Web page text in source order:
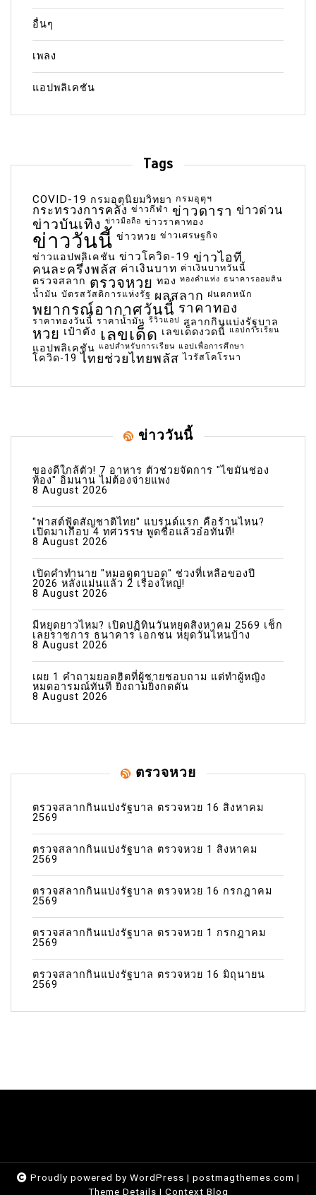
อื่นๆ
เพลง
แอปพลิเคชัน
Tags
COVID-19 กรมอุตุนิยมวิทยา กรมอุตุฯ
กระทรวงการคลัง ข่าวกีฬา ข่าวดารา ข่าวด่วน
ข่าวบันเทิง ข่าวมือถือ ข่าวราคาทอง
ข่าววันนี้ ข่าวหวย ข่าวเศรษฐกิจ
ข่าวแอปพลิเคชัน ข่าวโควิด-19 ข่าวไอที
คนละครึ่งพลัส ค่าเงินบาท ค่าเงินบาทวันนี้
ตรวจสลาก ตรวจหวย ทอง ทองคำแท่ง ธนาคารออมสิน
น้ำมัน บัตรสวัสดิการแห่งรัฐ ผลสลาก ฝนตกหนัก
พยากรณ์อากาศวันนี้ ราคาทอง
ราคาทองวันนี้ ราคาน้ำมัน รีวิวแอป สลากกินแบ่งรัฐบาล
หวย เป๋าตัง เลขเด็ด เลขเด็ดงวดนี้ แอปการเรียน
แอปพลิเคชัน แอปสำหรับการเรียน แอปเพื่อการศึกษา
โควิด-19 ไทยช่วยไทยพลัส ไวรัสโคโรนา
ข่าววันนี้
ของดีใกล้ตัว! 7 อาหาร ตัวช่วยจัดการ "ไขมันช่อง
ท้อง" อิ่มนาน ไม่ต้องจ่ายแพง
8 August 2026
"ฟาสต์ฟู้ดสัญชาติไทย" แบรนด์แรก คือร้านไหน?
เปิดมาเกือบ 4 ทศวรรษ พูดชื่อแล้วอ๋อทันที!
8 August 2026
เปิดคำทำนาย "หมอดูตาบอด" ช่วงที่เหลือของปี
2026 หลังแม่นแล้ว 2 เรื่องใหญ่!
8 August 2026
มีหยุดยาวไหม? เปิดปฏิทินวันหยุดสิงหาคม 2569 เช็ก
เลยราชการ ธนาคาร เอกชน หยุดวันไหนบ้าง
8 August 2026
เผย 1 คำถามยอดฮิตที่ผู้ชายชอบถาม แต่ทำผู้หญิง
หมดอารมณ์ทันที ยิ่งถามยิ่งกดดัน
8 August 2026
ตรวจหวย
ตรวจสลากกินแบ่งรัฐบาล ตรวจหวย 16 สิงหาคม
2569
ตรวจสลากกินแบ่งรัฐบาล ตรวจหวย 1 สิงหาคม
2569
ตรวจสลากกินแบ่งรัฐบาล ตรวจหวย 16 กรกฎาคม
2569
ตรวจสลากกินแบ่งรัฐบาล ตรวจหวย 1 กรกฎาคม
2569
ตรวจสลากกินแบ่งรัฐบาล ตรวจหวย 16 มิถุนายน
2569
Proudly powered by WordPress | postmagthemes.com |
Theme Details | Context Blog